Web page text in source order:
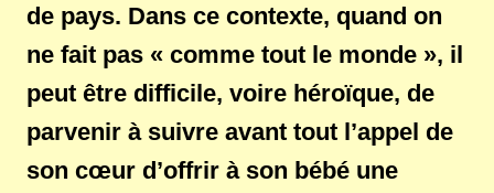
de pays. Dans ce contexte, quand on
ne fait pas « comme tout le monde », il
peut être difficile, voire héroïque, de
parvenir à suivre avant tout l’appel de
son cœur d’offrir à son bébé une